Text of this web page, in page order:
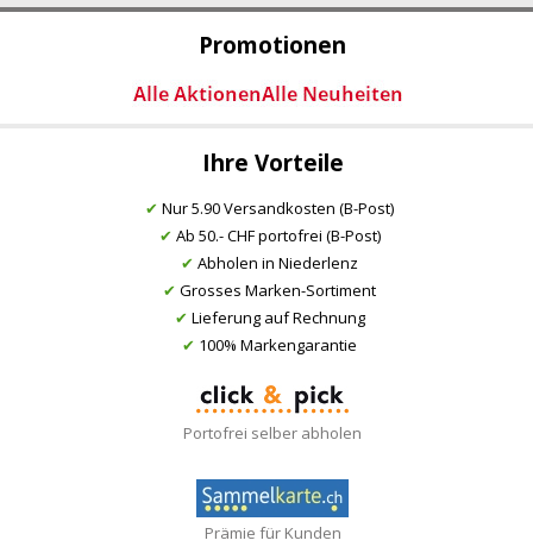
Promotionen
Ihre Vorteile
✔ Nur 5.90 Versandkosten (B-Post)
✔ Ab 50.- CHF portofrei (B-Post)
✔ Abholen in Niederlenz
✔ Grosses Marken-Sortiment
✔ Lieferung auf Rechnung
✔ 100% Markengarantie
Portofrei selber abholen
Prämie für Kunden